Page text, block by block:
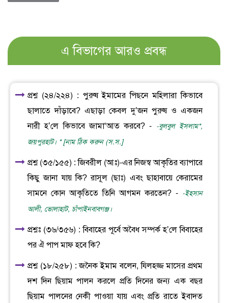
এ বিভাগের আরও প্রবন্ধ
প্রশ্ন (২৪/২২৪) : পুরুষ ইমামের পিছনে মহিলারা কিভাবে
ছালাতে দাঁড়াবে? এছাড়া কেবল দু’জন পুরুষ ও একজন
নারী হ’লে কিভাবে জামা‘আত করবে? - -বুলবুল ইসলাম*,
জয়পুরহাট। * [নাম ঠিক করুন (স.স.]
প্রশ্ন (৩৫/১৫৫) : জিবরীল (আঃ)-এর নিজস্ব আকৃতির ব্যাপারে
কিছু জানা যায় কি? রাসূল (ছাঃ) এবং ছাহাবায়ে কেরামের
সামনে কোন আকৃতিতে তিনি আগমন করতেন? - -ইহসান
আলী, ভোলাহাট, চাঁপাইনবাবগঞ্জ।
প্রশ্নঃ (৩৬/৩৫৬) : বিবাহের পূর্বে অবৈধ সম্পর্ক হ’লে বিবাহের
পর ঐ পাপ মাফ হবে কি?
প্রশ্ন (১৮/২৫৮) : জনৈক ইমাম বলেন, যিলহজ্জ মাসের প্রথম
দশ দিন ছিয়াম পালন করলে প্রতি দিনের জন্য এক বছর
ছিয়াম পালনের নেকী পাওয়া যায় এবং প্রতি রাতে ইবাদত